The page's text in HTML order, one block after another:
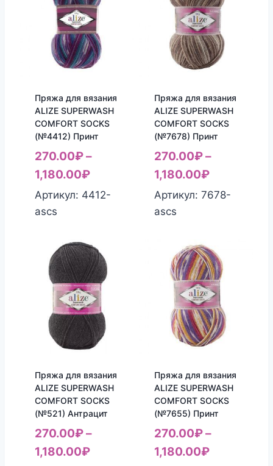
Пряжа для вязания
ALIZE SUPERWASH
COMFORT SOCKS
(№4412) Принт
270.00₽–
1,180.00₽
Артикул: 4412-
ascs
Пряжа для вязания
ALIZE SUPERWASH
COMFORT SOCKS
(№7678) Принт
270.00₽–
1,180.00₽
Артикул: 7678-
ascs
Пряжа для вязания
ALIZE SUPERWASH
COMFORT SOCKS
(№521) Антрацит
270.00₽–
1,180.00₽
Пряжа для вязания
ALIZE SUPERWASH
COMFORT SOCKS
(№7655) Принт
270.00₽–
1,180.00₽